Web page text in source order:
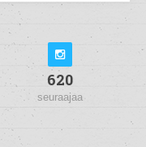
620
seuraajaa